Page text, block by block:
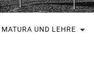
MATURA UND LEHRE